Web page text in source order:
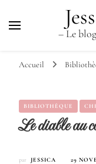
– Le
Accueil
BIBLIOTHÈQUE
Le diable au
par JESSICA 29